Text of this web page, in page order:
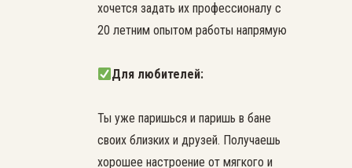
хочется задать их профессионалу с
20 летним опытом работы напрямую
Для любителей:
Ты уже паришься и паришь в бане
своих близких и друзей. Получаешь
хорошее настроение от мягкого и